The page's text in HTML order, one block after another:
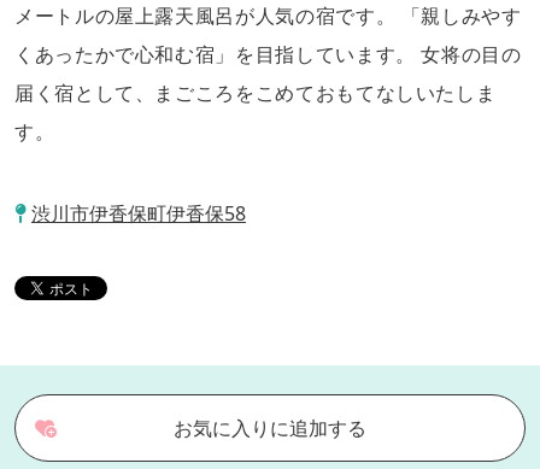
メートルの屋上露天風呂が人気の宿です。 「親しみやす
くあったかで心和む宿」を目指しています。 女将の目の
届く宿として、まごころをこめておもてなしいたしま
す。
渋川市伊香保町伊香保58
お気に入りに追加する